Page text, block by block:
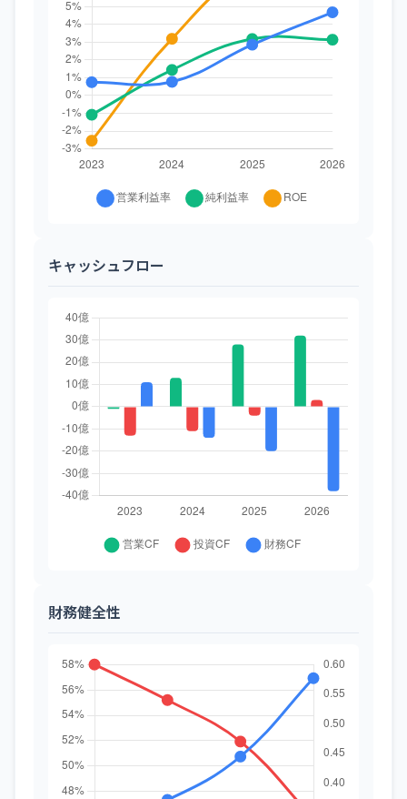
キャッシュフロー
財務健全性